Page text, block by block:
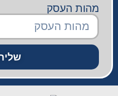
מהות העסק